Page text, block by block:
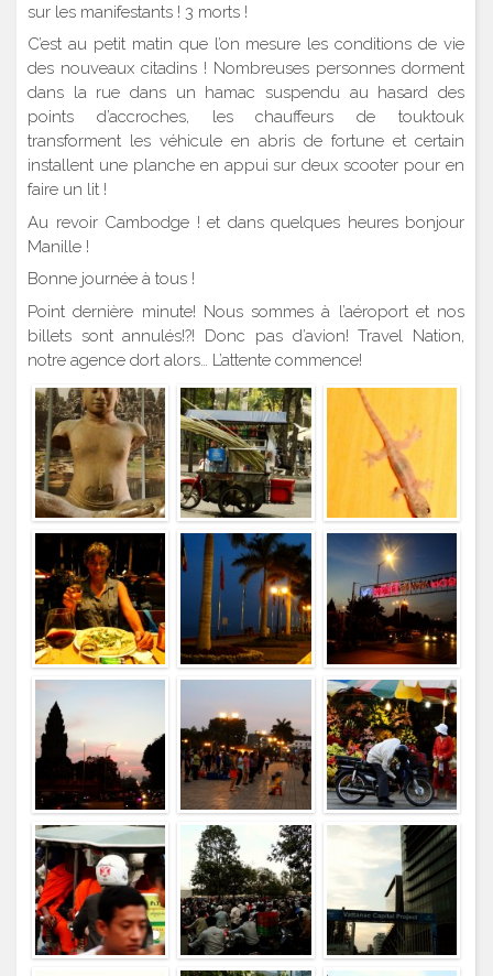
sur les manifestants ! 3 morts !
C’est au petit matin que l’on mesure les conditions de vie
des nouveaux citadins ! Nombreuses personnes dorment
dans la rue dans un hamac suspendu au hasard des
points d’accroches, les chauffeurs de touktouk
transforment les véhicule en abris de fortune et certain
installent une planche en appui sur deux scooter pour en
faire un lit !
Au revoir Cambodge ! et dans quelques heures bonjour
Manille !
Bonne journée à tous !
Point dernière minute! Nous sommes à l’aéroport et nos
billets sont annulés!?! Donc pas d’avion! Travel Nation,
notre agence dort alors… L’attente commence!